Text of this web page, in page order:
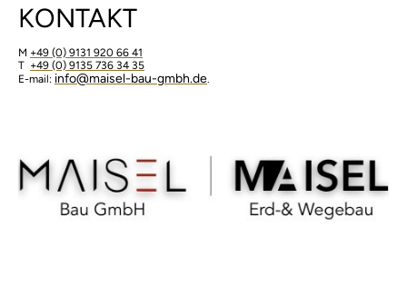
KONTAKT
M +49 (0) 9131 920 66 41
T +49 (0) 9135 736 34 35
E-mail: ​info@maisel-bau-gmbh.de